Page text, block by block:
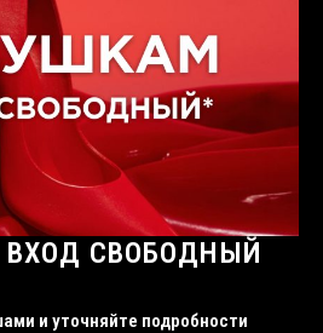
СВОБОДНЫЙ
и уточняйте подробности